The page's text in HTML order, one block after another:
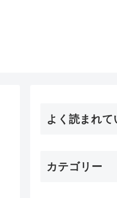
よく読まれて
カテゴリー